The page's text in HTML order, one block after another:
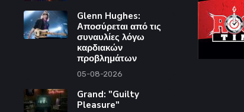
Glenn Hughes:
Αποσύρεται από τις
συναυλίες λόγω
καρδιακών
προβλημάτων
05-08-2026
Grand: "Guilty
Pleasure"